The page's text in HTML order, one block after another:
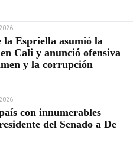
la Espriella asumió la
Cali y anunció ofensiva
y la corrupción
con innumerables
del Senado a De